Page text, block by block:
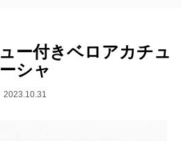
ー付きベロアカチュ
ーシャ
2023.10.31